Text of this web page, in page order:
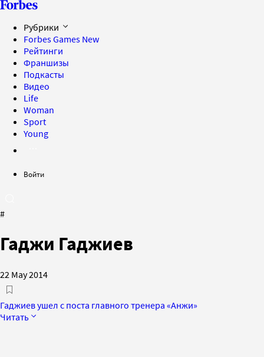
Рубрики
Forbes Games New
Рейтинги
Франшизы
Подкасты
Видео
Life
Woman
Sport
Young
Войти
#
Гаджи Гаджиев
22 May 2014
Гаджиев ушел с поста главного тренера «Анжи»
Читать